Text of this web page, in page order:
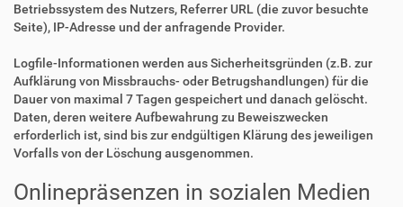
Betriebssystem des Nutzers, Referrer URL (die zuvor besuchte
Seite), IP-Adresse und der anfragende Provider.
Logfile-Informationen werden aus Sicherheitsgründen (z.B. zur
Aufklärung von Missbrauchs- oder Betrugshandlungen) für die
Dauer von maximal 7 Tagen gespeichert und danach gelöscht.
Daten, deren weitere Aufbewahrung zu Beweiszwecken
erforderlich ist, sind bis zur endgültigen Klärung des jeweiligen
Vorfalls von der Löschung ausgenommen.
Onlinepräsenzen in sozialen Medien